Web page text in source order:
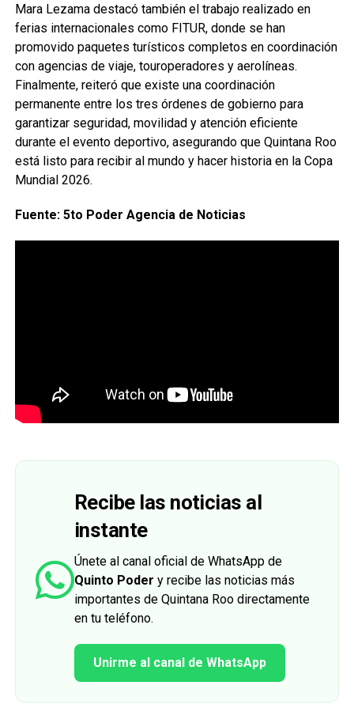
Mara Lezama destacó también el trabajo realizado en
ferias internacionales como FITUR, donde se han
promovido paquetes turísticos completos en coordinación
con agencias de viaje, touroperadores y aerolíneas.
Finalmente, reiteró que existe una coordinación
permanente entre los tres órdenes de gobierno para
garantizar seguridad, movilidad y atención eficiente
durante el evento deportivo, asegurando que Quintana Roo
está listo para recibir al mundo y hacer historia en la Copa
Mundial 2026.
Fuente: 5to Poder Agencia de Noticias
Recibe las noticias al
instante
Únete al canal oficial de WhatsApp de
Quinto Poder y recibe las noticias más
importantes de Quintana Roo directamente
en tu teléfono.
Unirme al canal de WhatsApp